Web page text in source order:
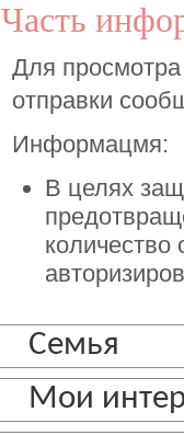
Часть
Для
отправки
Информацмя:
В целях
Семья
Мои